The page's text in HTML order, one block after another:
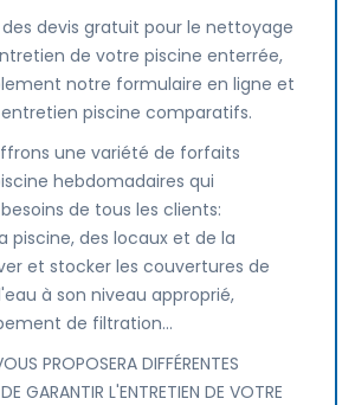
devis gratuit pour le nettoyage
de votre piscine enterrée,
notre formulaire en ligne et
piscine comparatifs.
une variété de forfaits
hebdomadaires qui
de tous les clients:
piscine, des locaux et de la
et stocker les couvertures de
à son niveau approprié,
de filtration...
PROPOSERA DIFFÉRENTES
GARANTIR L'ENTRETIEN DE VOTRE